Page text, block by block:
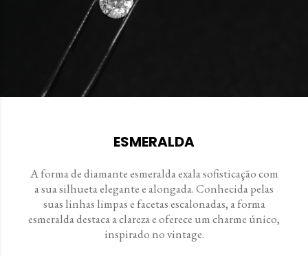
ESMERALDA
A forma de diamante esmeralda exala sofisticação com
a sua silhueta elegante e alongada. Conhecida pelas
suas linhas limpas e facetas escalonadas, a forma
esmeralda destaca a clareza e oferece um charme único,
inspirado no vintage.